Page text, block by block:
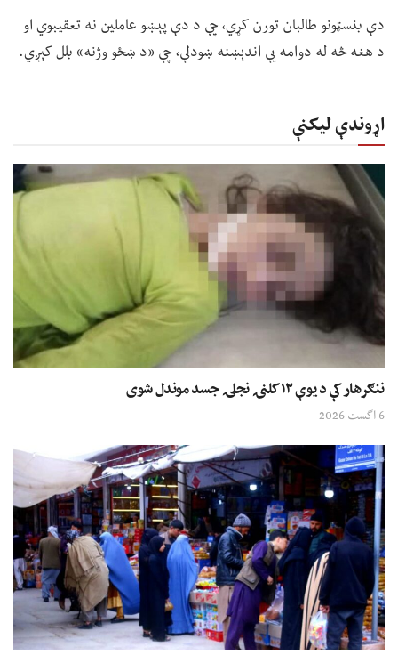
دې بنسټونو طالبان تورن کړي، چې د دې پېښو عاملین نه تعقیبوي او
د هغه څه له دوامه یې اندېښنه ښودلې، چې «د ښځو وژنه» بلل کېږي.
اړوندې لیکنې
ننګرهار کې د یوې ۱۲ کلنۍ نجلۍ جسد موندل شوی
6 اگست 2026